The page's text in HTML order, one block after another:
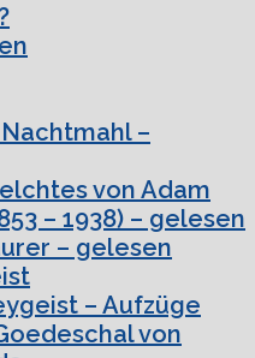
–
von Adam
– 1938) – gelesen
– gelesen
– Aufzüge
von